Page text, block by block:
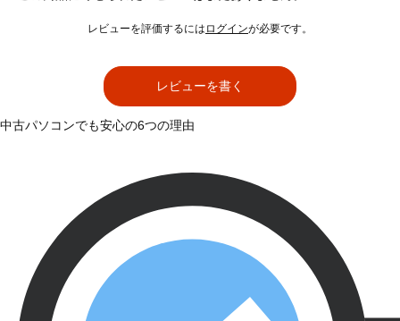
レビューを評価するには ログインが必要です。
レビューを書く
中古パソコンでも安心の6つの理由